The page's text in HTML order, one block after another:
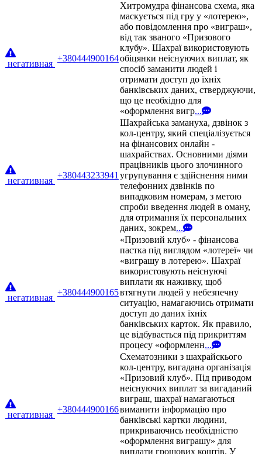
негативная
+380444900164
Хитромудра фінансова схема, яка
маскується під гру у «лотерею»,
або повідомлення про «виграш»,
від так званого «Призового
клубу». Шахраї використовують
обіцянки неіснуючих виплат, як
спосіб заманити людей і
отримати доступ до їхніх
банківських даних, стверджуючи,
що це необхідно для
«оформлення вигр...
негативная
+380443233941
Шахрайська замануха, дзвінок з
кол-центру, який спеціалізується
на фінансових онлайн -
шахрайствах. Основними діями
працівників цього злочинного
угрупування є здійснення ними
телефонних дзвінків по
випадковим номерам, з метою
спроби введення людей в оману,
для отримання їх персональних
даних, зокрем...
негативная
+380444900165
«Призовий клуб» - фінансова
пастка під виглядом «лотереї» чи
«виграшу в лотерею». Шахраї
використовують неіснуючі
виплати як наживку, щоб
втягнути людей у небезпечну
ситуацію, намагаючись отримати
доступ до даних їхніх
банківських карток. Як правило,
це відбувається під прикриттям
процесу «оформленн...
негативная
+380444900166
Схематозники з шахрайскього
кол-центру, вигадана організація
«Призовий клуб». Під приводом
неіснуючих виплат за вигаданий
виграш, шахраї намагаються
виманити інформацію про
банківські картки людини,
прикриваючись необхідністю
«оформлення виграшу» для
виплати грошових коштів. У